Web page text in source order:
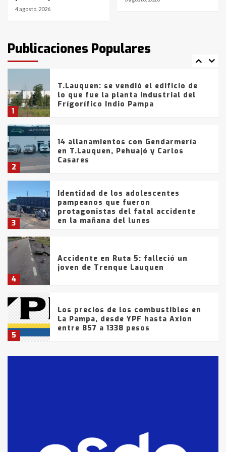
4 agosto, 2026
Publicaciones Populares
fueron detenidos por
comercialización de drogas en la
tarde del sábado
1
T.Lauquen: se vendió el edificio de
lo que fue la planta Industrial del
Frígorífico Indio Pampa
2
14 allanamientos con Gendarmería
en T.Lauquen, Pehuajó y Carlos
Casares
3
Identidad de los adolescentes
pampeanos que fueron
protagonistas del fatal accidente
en la mañana del lunes
4
Accidente en Ruta 5: falleció un
joven de Trenque Lauquen
5
Los precios de los combustibles en
La Pampa, desde YPF hasta Axion
entre 857 a 1338 pesos
fueron detenidos por
comercialización de drogas en la